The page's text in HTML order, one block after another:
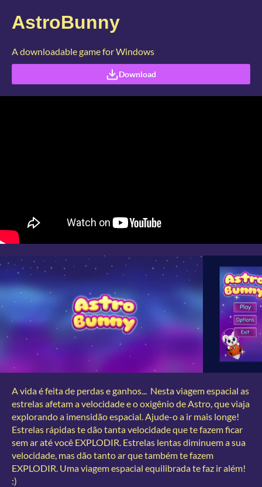
AstroBunny
A downloadable game for Windows
Download
A vida é feita de perdas e ganhos... Nesta viagem espacial as
estrelas afetam a velocidade e o oxigênio de Astro, que viaja
explorando a imensidão espacial. Ajude-o a ir mais longe!
Estrelas rápidas te dão tanta velocidade que te fazem ficar
sem ar até você EXPLODIR. Estrelas lentas diminuem a sua
velocidade, mas dão tanto ar que também te fazem
EXPLODIR. Uma viagem espacial equilibrada te faz ir além!
:)